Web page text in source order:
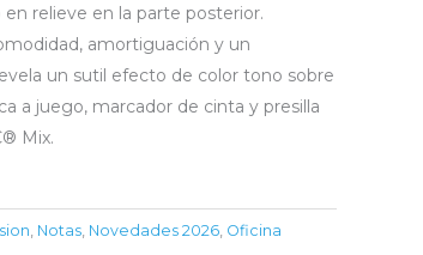
relieve en la parte posterior.
amortiguación y un
un sutil efecto de color tono sobre
a juego, marcador de cinta y presilla
Mix.
, Notas, Novedades 2026, Oficina